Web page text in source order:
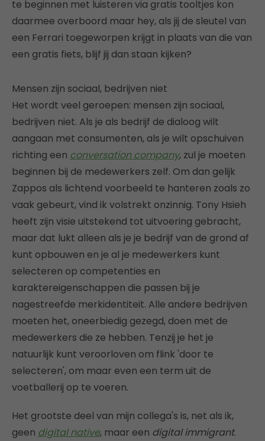
te beginnen met luisteren via gratis tooltjes kon
daarmee overboord maar hey, als jij de sleutel van
een Ferrari toegeworpen krijgt in plaats van die van
een gratis fiets, blijf jij dan staan kijken?
Mensen zijn sociaal, bedrijven niet
Het wordt veel geroepen: mensen zijn sociaal,
bedrijven niet. Als je als bedrijf de dialoog wilt
aangaan met consumenten, als je wilt opschuiven
richting een conversation company, zul je moeten
beginnen bij de medewerkers zelf. Om dan gelijk
Zappos als lichtend voorbeeld te hanteren zoals zo
vaak gebeurt, vind ik volstrekt onzinnig. Tony Hsieh
heeft zijn visie uitstekend tot uitvoering gebracht,
maar dat lukt alleen als je je bedrijf van de grond af
kunt opbouwen en je al je medewerkers kunt
selecteren op competenties en
karaktereigenschappen die passen bij je
nagestreefde merkidentiteit. Alle andere bedrijven
moeten het, oneerbiedig gezegd, doen met de
medewerkers die ze hebben. Tenzij je het je
natuurlijk kunt veroorloven om flink 'door te
selecteren', om maar even een term uit de
voetballerij op te voeren.
Het grootste deel van mijn collega's is, net als ik,
geen digital native, maar een digital immigrant.